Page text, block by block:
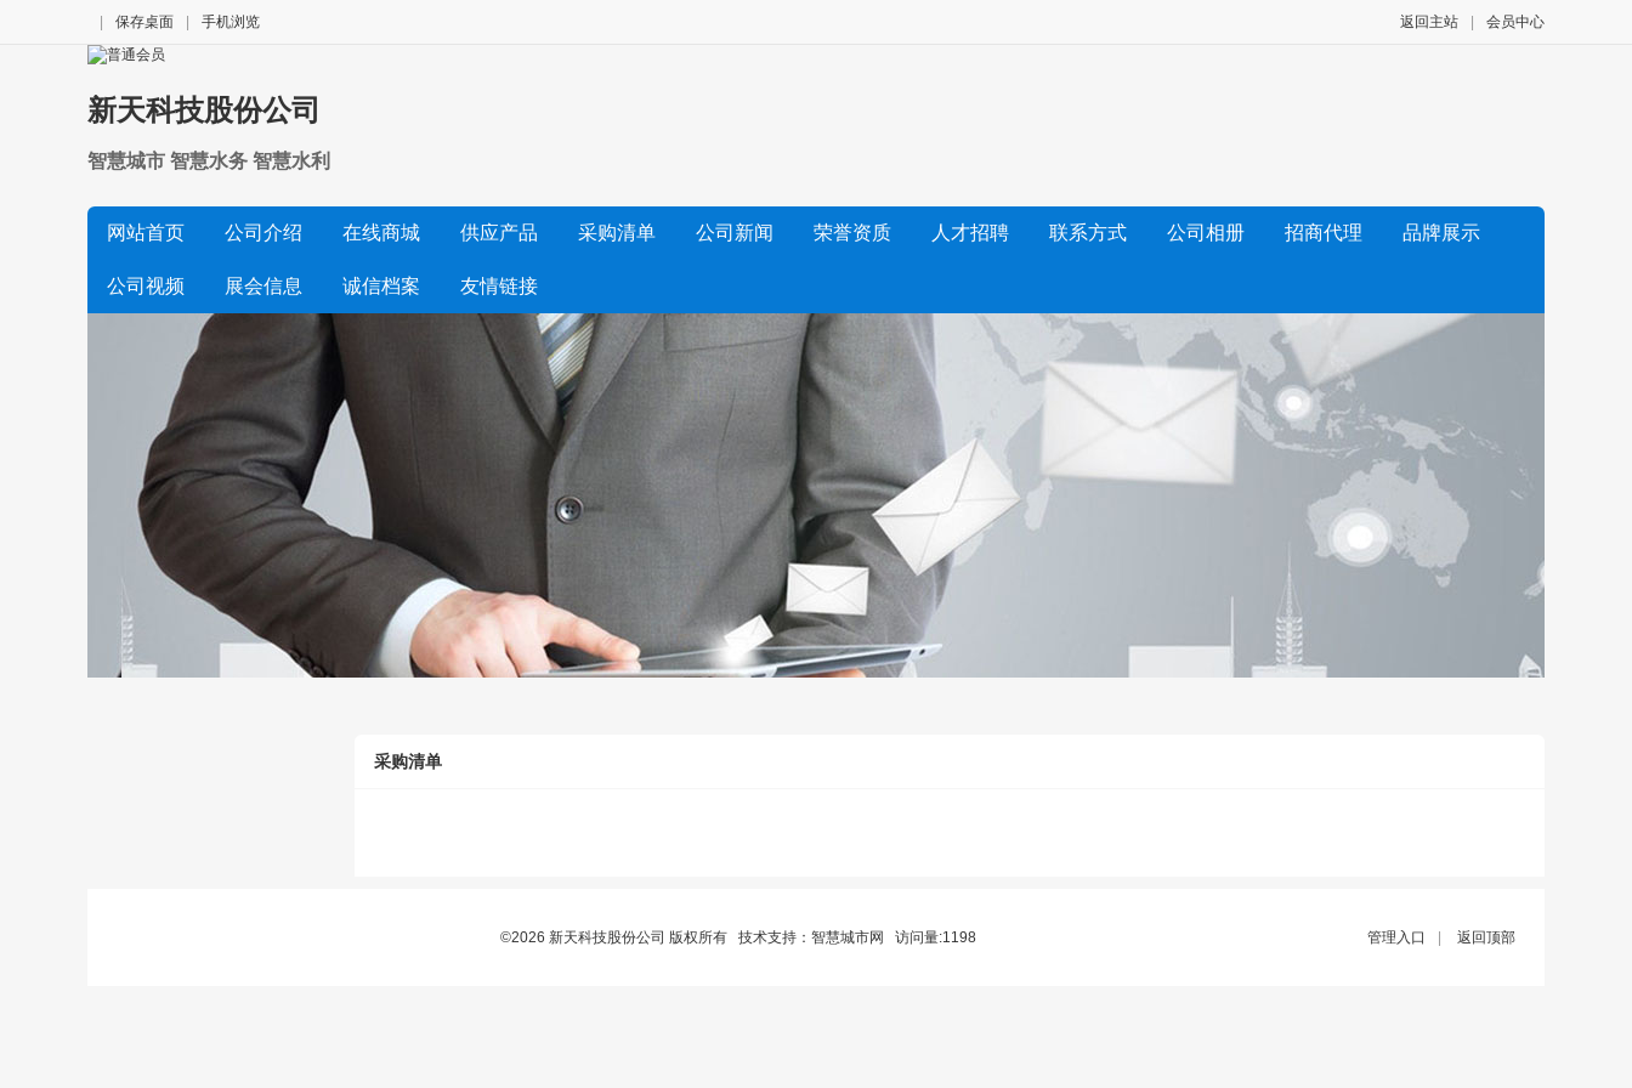
返回主站 会员中心
保存桌面 手机浏览
新天科技股份公司
智慧城市 智慧水务 智慧水利
网站首页 公司介绍 在线商城 供应产品 采购清单 公司新闻 荣誉资质 人才招聘 联系方式 公司相册 招商代理 品牌展示
公司视频 展会信息 诚信档案 友情链接
采购清单
管理入口 返回顶部
©2026 新天科技股份公司 版权所有 技术支持： 智慧城市网 访问量:1198